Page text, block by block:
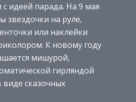
с идеей парада. На 9 мая
звездочки на руле,
или наклейки
К новому году
мишурой,
гирляндой
сказочных